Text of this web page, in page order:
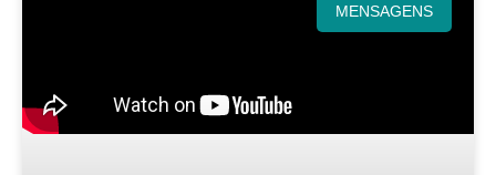
MENSAGENS